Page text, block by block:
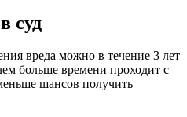
суд
вреда можно в течение 3 лет
больше времени проходит с
шансов получить